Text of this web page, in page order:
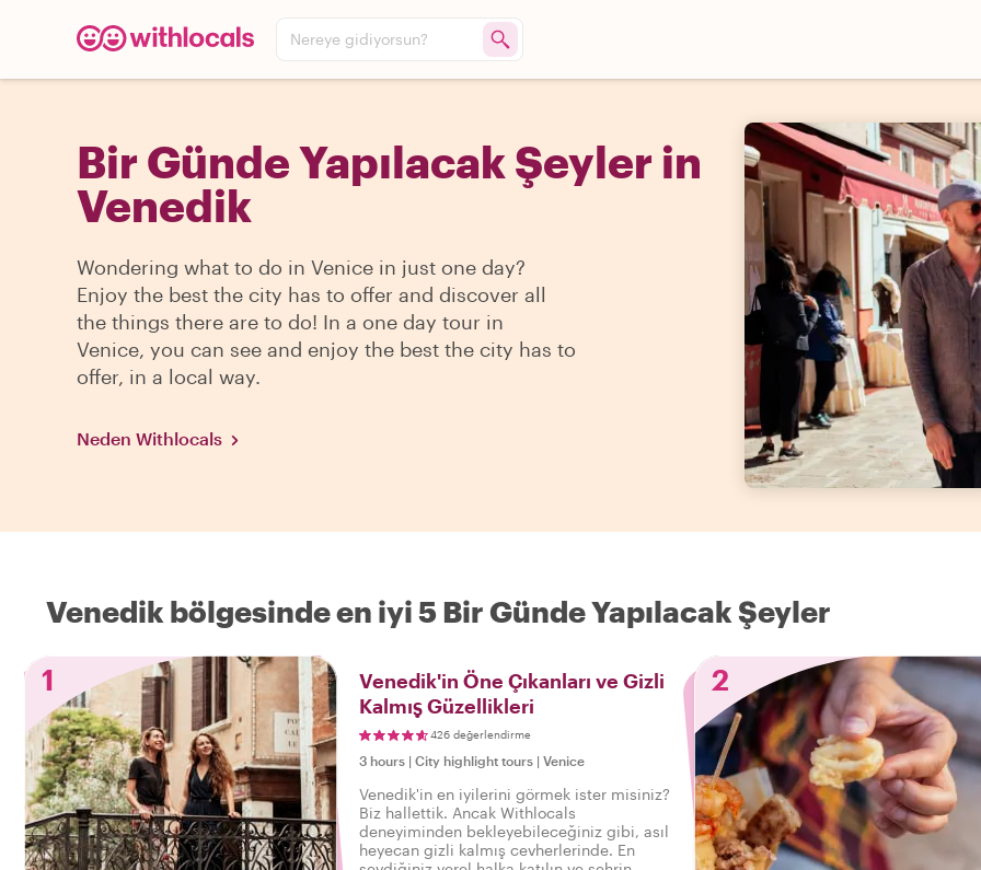
Nereye gidiyorsun?
Bir Günde Yapılacak Şeyler in
Venedik
Wondering what to do in Venice in just one day?
Enjoy the best the city has to offer and discover all
the things there are to do! In a one day tour in
Venice, you can see and enjoy the best the city has to
offer, in a local way.
Neden Withlocals
Venedik bölgesinde en iyi 5 Bir Günde Yapılacak Şeyler
1
Venedik'in Öne Çıkanları ve Gizli
Kalmış Güzellikleri
426 değerlendirme
3 hours | City highlight tours | Venice
Venedik'in en iyilerini görmek ister misiniz?
Biz hallettik. Ancak Withlocals
deneyiminden bekleyebileceğiniz gibi, asıl
heyecan gizli kalmış cevherlerinde. En
2